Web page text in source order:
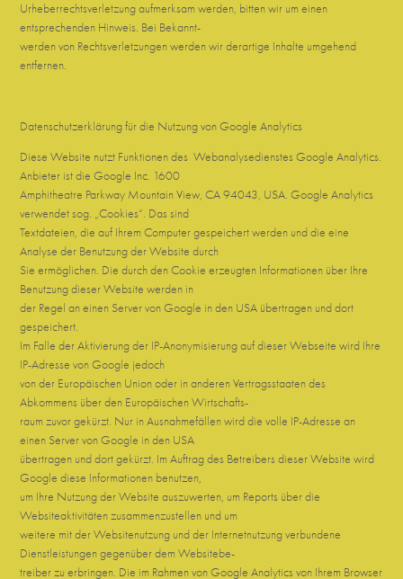
Urheberrechtsverletzung aufmerksam werden, bitten wir um einen
entsprechenden Hinweis. Bei Bekannt-
werden von Rechtsverletzungen werden wir derartige Inhalte umgehend
entfernen.
Datenschutzerklärung für die Nutzung von Google Analytics
Diese Website nutzt Funktionen des Webanalysedienstes Google Analytics.
Anbieter ist die Google Inc. 1600
Amphitheatre Parkway Mountain View, CA 94043, USA. Google Analytics
verwendet sog. „Cookies“. Das sind
Textdateien, die auf Ihrem Computer gespeichert werden und die eine
Analyse der Benutzung der Website durch
Sie ermöglichen. Die durch den Cookie erzeugten Informationen über Ihre
Benutzung dieser Website werden in
der Regel an einen Server von Google in den USA übertragen und dort
gespeichert.
Im Falle der Aktivierung der IP-Anonymisierung auf dieser Webseite wird Ihre
IP-Adresse von Google jedoch
von der Europäischen Union oder in anderen Vertragsstaaten des
Abkommens über den Europäischen Wirtschafts-
raum zuvor gekürzt. Nur in Ausnahmefällen wird die volle IP-Adresse an
einen Server von Google in den USA
übertragen und dort gekürzt. Im Auftrag des Betreibers dieser Website wird
Google diese Informationen benutzen,
um Ihre Nutzung der Website auszuwerten, um Reports über die
Websiteaktivitäten zusammenzustellen und um
weitere mit der Websitenutzung und der Internetnutzung verbundene
Dienstleistungen gegenüber dem Websitebe-
treiber zu erbringen. Die im Rahmen von Google Analytics von Ihrem Browser